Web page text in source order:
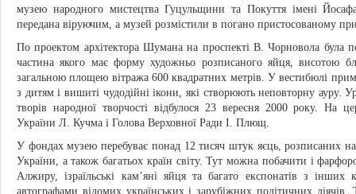
музею народного мистецтва Гуцульщини та Покуття імені
передана віруючим, а музей розмістили в погано пристосованому
По проектом архітектора Шумана на проспекті В. Чорновола була
частина якого має форму художньо розписаного яйця, висотою
загальною площею вітража 600 квадратних метрів. У вестибюлі
з дитям і вишиті чудодійні ікони, які створюють неповторну ауру.
творів народної творчості відбулося 23 вересня 2000 року. На
України Л. Кучма і Голова Верховної Ради І. Плющ.
У фондах музею перебуває понад 12 тисяч штук яєць, розписаних
України, а також багатьох країн світу. Тут можна побачити і
Алжиру, ізраїльські кам’яні яйця та багато експонатів з
автографами відомих українських і зарубіжних політичних